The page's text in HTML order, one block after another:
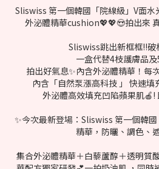
Sliswiss 第一個韓國「院線級」V面
外泌體精華cushion💖💖😍拍出來
Sliswiss跳出新框框‼破
一盒代替4枝護膚品
拍出好氣息✨內含外泌體精華！每
內含「自然泵漲高科技 」 快速
外泌體高效填充凹陷蘋果肌🍎!
✨今次最新登場：Sliswiss 第一個韓
精華，防曬、調色、遮
集合外泌體精華＋白藜蘆醇＋透明質